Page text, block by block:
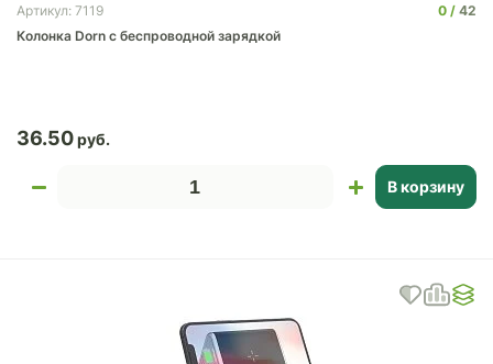
Артикул: 7119 0
42
Колонка Dorn с беспроводной зарядкой
36.50
В корзину